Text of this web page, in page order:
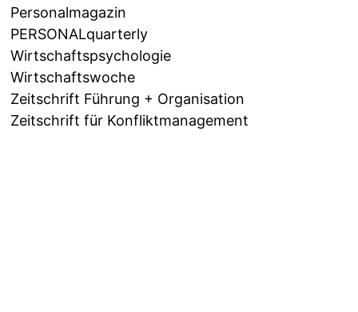
Personalmagazin
PERSONALquarterly
Wirtschaftspsychologie
Wirtschaftswoche
Zeitschrift Führung + Organisation
Zeitschrift für Konfliktmanagement